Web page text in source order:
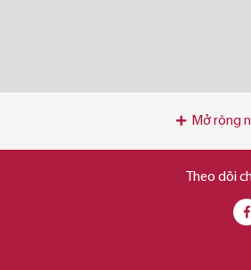
Mở rộng
Theo dõi